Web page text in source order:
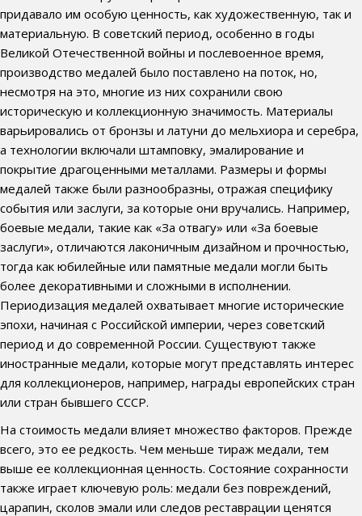
придавало им особую ценность, как художественную, так и
материальную. В советский период, особенно в годы
Великой Отечественной войны и послевоенное время,
производство медалей было поставлено на поток, но,
несмотря на это, многие из них сохранили свою
историческую и коллекционную значимость. Материалы
варьировались от бронзы и латуни до мельхиора и серебра,
а технологии включали штамповку, эмалирование и
покрытие драгоценными металлами. Размеры и формы
медалей также были разнообразны, отражая специфику
события или заслуги, за которые они вручались. Например,
боевые медали, такие как «За отвагу» или «За боевые
заслуги», отличаются лаконичным дизайном и прочностью,
тогда как юбилейные или памятные медали могли быть
более декоративными и сложными в исполнении.
Периодизация медалей охватывает многие исторические
эпохи, начиная с Российской империи, через советский
период и до современной России. Существуют также
иностранные медали, которые могут представлять интерес
для коллекционеров, например, награды европейских стран
или стран бывшего СССР.
На стоимость медали влияет множество факторов. Прежде
всего, это ее редкость. Чем меньше тираж медали, тем
выше ее коллекционная ценность. Состояние сохранности
также играет ключевую роль: медали без повреждений,
царапин, сколов эмали или следов реставрации ценятся